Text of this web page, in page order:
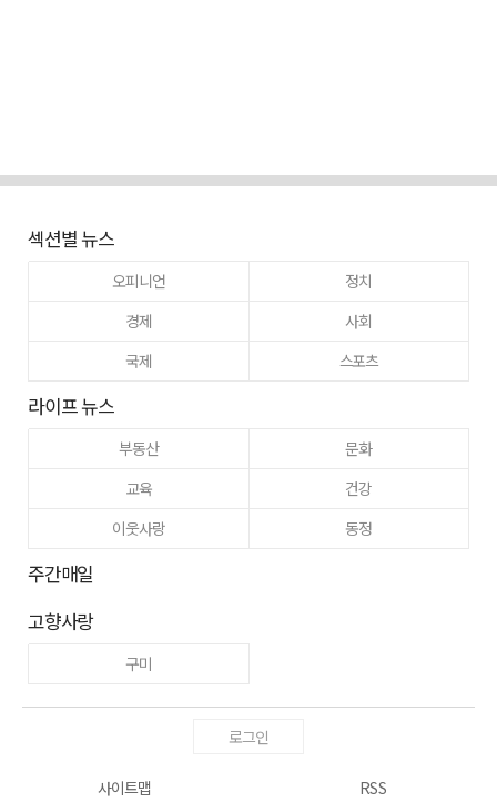
섹션별 뉴스
오피니언
정치
경제
사회
국제
스포츠
라이프 뉴스
부동산
문화
교육
건강
이웃사랑
동정
주간매일
고향사랑
구미
로그인
사이트맵 RSS